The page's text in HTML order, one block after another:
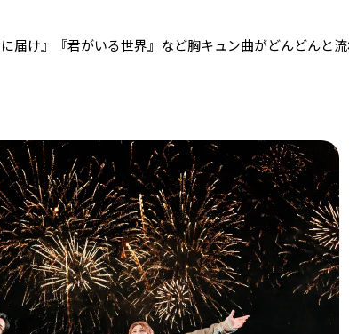
届け』『君がいる世界』など胸キュン曲がどんどんと